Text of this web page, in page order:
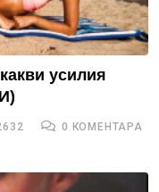
усилия
0 КОМЕНТАРА